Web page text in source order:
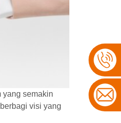
yang semakin
visi yang